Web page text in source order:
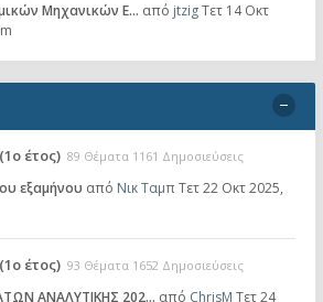
Μηχανικών Ε… από jtzigΤετ 14 Οκτ
έτος) 89 Θέματα 1161 Δημοσιεύσεις
εξαμήνου από Νικ ΤαμπΤετ 22 Οκτ 2025,
έτος) 93 Θέματα 1652 Δημοσιεύσεις
ΑΝΑΛΥΤΙΚΗΣ 202… από ChrisM Τετ 24